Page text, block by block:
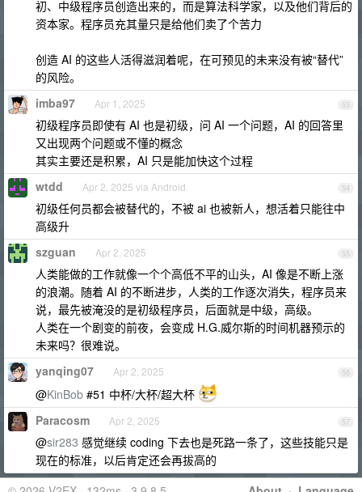
初、中级程序员创造出来的，而是算法科学家，以及他们背后的
资本家。程序员充其量只是给他们卖了个苦力
创造 AI 的这些人活得滋润着呢，在可预见的未来没有被“替代”
的风险。
53
imba97 Apr 1, 2025
初级程序员即使有 AI 也是初级，问 AI 一个问题，AI 的回答里
又出现两个问题或不懂的概念
其实主要还是积累，AI 只是能加快这个过程
54
wtdd Apr 2, 2025 via Android
初级任何员都会被替代的，不被 ai 也被新人，想活着只能往中
高级升
55
szguan Apr 2, 2025
人类能做的工作就像一个个高低不平的山头，AI 像是不断上涨
的浪潮。随着 AI 的不断进步，人类的工作逐次消失，程序员来
说，最先被淹没的是初级程序员，后面就是中级，高级。
人类在一个剧变的前夜，会变成 H.G.威尔斯的时间机器预示的
未来吗？很难说。
56
yanqing07 Apr 2, 2025
@KinBob #51 中杯/大杯/超大杯
57
Paracosm Apr 2, 2025
@sir283 感觉继续 coding 下去也是死路一条了，这些技能只是
现在的标准，以后肯定还会再拔高的